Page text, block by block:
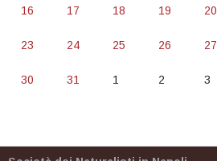
16 17 18 19 20
23 24 25 26 27
30 31 1 2 3